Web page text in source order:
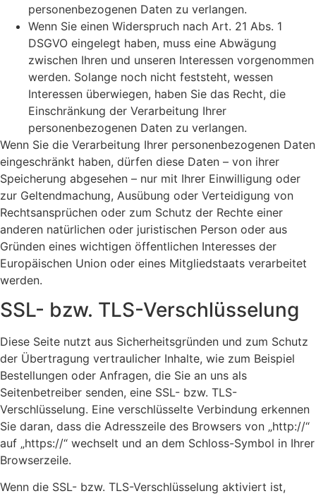
personenbezogenen Daten zu verlangen.
Wenn Sie einen Widerspruch nach Art. 21 Abs. 1
DSGVO eingelegt haben, muss eine Abwägung
zwischen Ihren und unseren Interessen vorgenommen
werden. Solange noch nicht feststeht, wessen
Interessen überwiegen, haben Sie das Recht, die
Einschränkung der Verarbeitung Ihrer
personenbezogenen Daten zu verlangen.
Wenn Sie die Verarbeitung Ihrer personenbezogenen Daten
eingeschränkt haben, dürfen diese Daten – von ihrer
Speicherung abgesehen – nur mit Ihrer Einwilligung oder
zur Geltendmachung, Ausübung oder Verteidigung von
Rechtsansprüchen oder zum Schutz der Rechte einer
anderen natürlichen oder juristischen Person oder aus
Gründen eines wichtigen öffentlichen Interesses der
Europäischen Union oder eines Mitgliedstaats verarbeitet
werden.
SSL- bzw. TLS-Verschlüsselung
Diese Seite nutzt aus Sicherheitsgründen und zum Schutz
der Übertragung vertraulicher Inhalte, wie zum Beispiel
Bestellungen oder Anfragen, die Sie an uns als
Seitenbetreiber senden, eine SSL- bzw. TLS-
Verschlüsselung. Eine verschlüsselte Verbindung erkennen
Sie daran, dass die Adresszeile des Browsers von „http://“
auf „https://“ wechselt und an dem Schloss-Symbol in Ihrer
Browserzeile.
Wenn die SSL- bzw. TLS-Verschlüsselung aktiviert ist,